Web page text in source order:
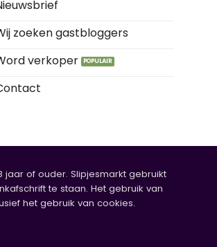
zoeken gastbloggers
verkoper
jaar of ouder. Slipjesmarkt gebruikt
te staan. Het gebruik van
het gebruik van cookies.